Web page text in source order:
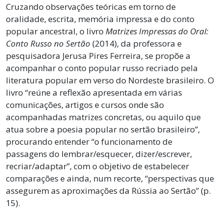
Cruzando observações teóricas em torno de
oralidade, escrita, memória impressa e do conto
popular ancestral, o livro Matrizes Impressas do Oral:
Conto Russo no Sertão (2014), da professora e
pesquisadora Jerusa Pires Ferreira, se propõe a
acompanhar o conto popular russo recriado pela
literatura popular em verso do Nordeste brasileiro. O
livro “reúne a reflexão apresentada em várias
comunicações, artigos e cursos onde são
acompanhadas matrizes concretas, ou aquilo que
atua sobre a poesia popular no sertão brasileiro”,
procurando entender “o funcionamento de
passagens do lembrar/esquecer, dizer/escrever,
recriar/adaptar”, com o objetivo de estabelecer
comparações e ainda, num recorte, “perspectivas que
assegurem as aproximações da Rússia ao Sertão” (p.
15).